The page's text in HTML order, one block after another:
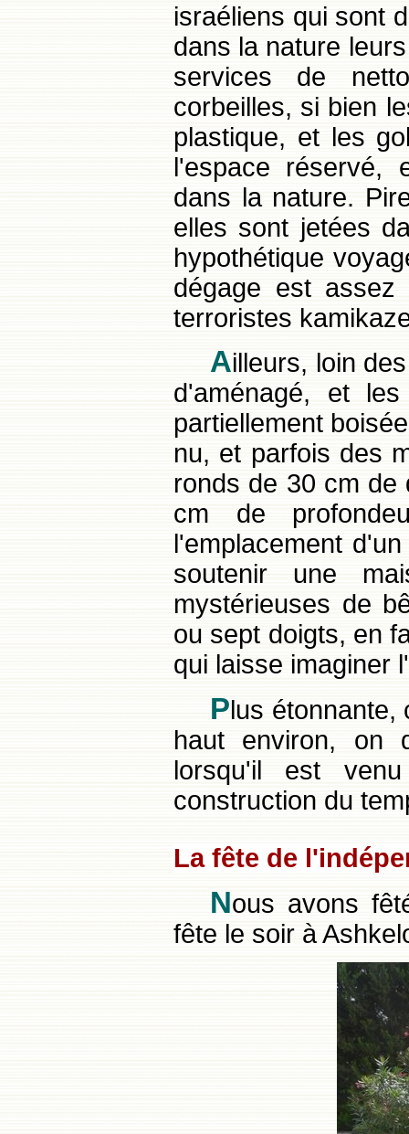
israéliens qui sont
dans la nature
services de
corbeilles, si bien
plastique, et les
l'espace réservé,
dans la nature.
elles sont jetées
hypothétique
dégage est
terroristes
Ailleurs, loin
d'aménagé, et
partiellement
nu, et parfois des
ronds de 30 cm de
cm de
l'emplacement
soutenir une
mystérieuses de
ou sept doigts, en
qui laisse imaginer
Plus étonnante,
haut environ, on
lorsqu'il est
construction du
La fête de
Nous avons
fête le soir à